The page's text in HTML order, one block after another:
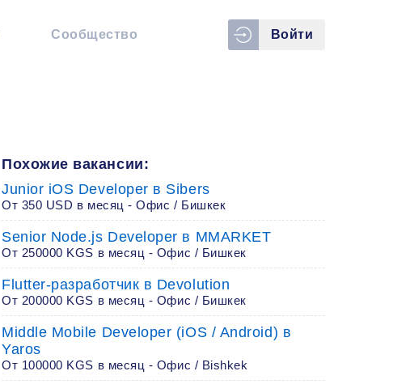
Сообщество Войти
Похожие вакансии:
Junior iOS Developer в Sibers
От 350 USD в месяц - Офис / Бишкек
Senior Node.js Developer в MMARKET
От 250000 KGS в месяц - Офис / Бишкек
Flutter-разработчик в Devolution
От 200000 KGS в месяц - Офис / Бишкек
Middle Mobile Developer (iOS / Android) в
Yaros
От 100000 KGS в месяц - Офис / Bishkek